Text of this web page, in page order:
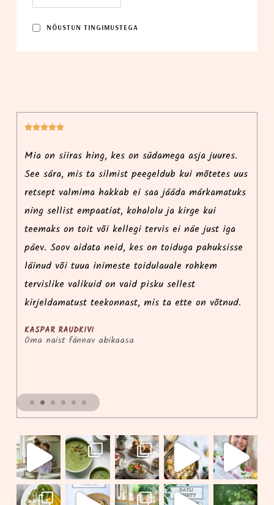
NÕUS­TUN TINGIMUSTEGA

Mia on siiras hing, kes on südamega asja juures.
See sära, mis ta silmist peegeldub kui mõtetes uus
retsept valmima hakkab ei saa jääda märkamatuks
ning sellist empaatiat, kohalolu ja kirge kui
teemaks on toit või kellegi tervis ei näe just iga
päev. Soov aidata neid, kes on toiduga pahuksisse
läinud või tuua inimeste toidulauale rohkem
tervislike valikuid on vaid pisku sellest
kirjeldamatust teekonnast, mis ta ette on võtnud.
KASPAR RAUDKIVI
Oma naist fännav abikaasa